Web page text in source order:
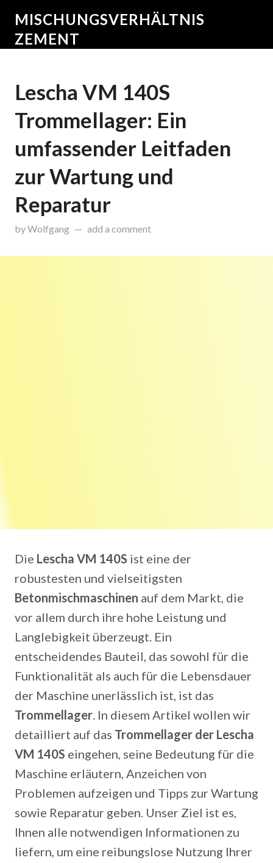
MISCHUNGSVERHÄLTNIS
ZEMENT
Lescha VM 140S
Trommellager: Ein
umfassender Leitfaden
zur Wartung und
Reparatur
byWolfgang updated onNovember 11, 2024
add a comment
Die Lescha VM 140S ist eine der
robustesten und vielseitigsten
Betonmischmaschinen auf dem Markt, die
vor allem durch ihre hohe Leistung und
Langlebigkeit überzeugt. Ein
entscheidendes Bauteil, das sowohl für die
Funktionalität als auch für die Lebensdauer
der Maschine unerlässlich ist, ist das
Trommellager. In diesem Artikel wollen wir
detailliert auf das Trommellager der Lescha
VM 140S eingehen, seine Bedeutung für die
Maschine erläutern, Anzeichen von
Problemen aufzeigen und Tipps zur Wartung
sowie Reparatur geben. Unser Ziel ist es,
Ihnen alle notwendigen Informationen zu
liefern, um eine reibungslose Nutzung Ihrer